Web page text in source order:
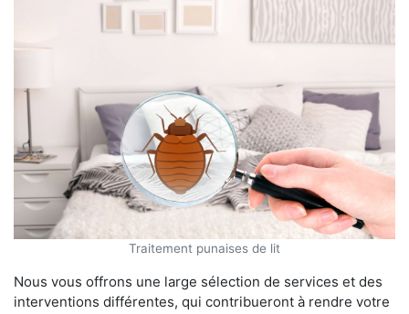
Traitement punaises de lit
Nous vous offrons une large sélection de services et des
interventions différentes, qui contribueront à rendre votre